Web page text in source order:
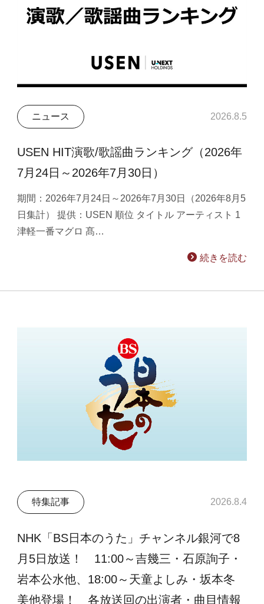
ニュース 2026.8.5
USEN HIT演歌/歌謡曲ランキング（2026年
7月24日～2026年7月30日）
期間：2026年7月24日～2026年7月30日（2026年8月5
日集計） 提供：USEN 順位 タイトル アーティスト 1
津軽一番マグロ 髙…
続きを読む
特集記事 2026.8.4
NHK「BS日本のうた」チャンネル銀河で8
月5日放送！ 11:00～吉幾三・石原詢子・
岩本公水他、18:00～天童よしみ・坂本冬
美他登場！ 各放送回の出演者・曲目情報